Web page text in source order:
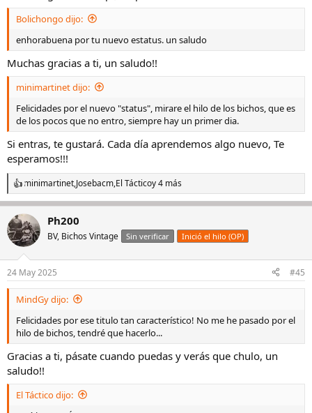
Bolichongo dijo:
enhorabuena por tu nuevo estatus. un saludo
Muchas gracias a ti, un saludo!!
minimartinet dijo:
Felicidades por el nuevo "status", mirare el hilo de los bichos, que es
de los pocos que no entro, siempre hay un primer dia.
Si entras, te gustará. Cada día aprendemos algo nuevo, Te
esperamos!!!
R
e
c
c
i
e
s
minimartinet,Josebacm,El Tácticoy 4 más
Ph200
BV, Bichos Vintage Sin verificar Inició el hilo (OP)
24 May 2025 #45
MindGy dijo:
Felicidades por ese titulo tan característico! No me he pasado por el
hilo de bichos, tendré que hacerlo...
Gracias a ti, pásate cuando puedas y verás que chulo, un
saludo!!
El Táctico dijo: